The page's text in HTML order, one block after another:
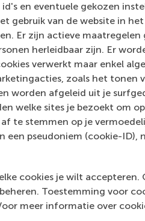
en eventuele gekozen
gebruik van de website in
Er zijn actieve
herleidbaar zijn. Er
verwerkt maar enkel
zoals het tonen
worden afgeleid uit je
welke sites je bezoekt om
te stemmen op je
een pseudoniem (cookie-ID),
cookies je wilt accepteren.
Toestemming voor
meer informatie over
Utrecht Business